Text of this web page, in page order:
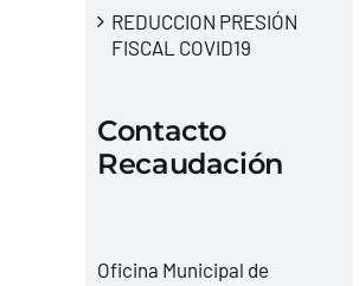
REDUCCION PRESIÓN
FISCAL COVID19
Contacto
Recaudación
Oficina Municipal de